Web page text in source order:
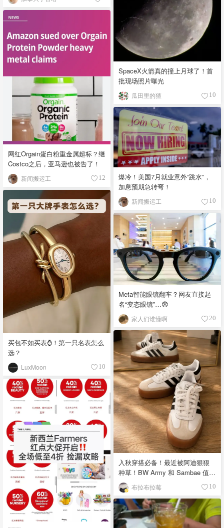
SpaceX火箭真的撞上月球了！首
批现场照片曝光
瓜田里的猹 10
网红Orgain蛋白粉重金属超标？继
Costco之后，亚马逊也被告了！
新闻搬运工 12
爆冷！美国7月就业意外“跳水”，
加息预期急转弯！
新闻搬运工 10
买包不如买表⌚️！第一只名表怎么
选？
LuxMoon 10
Meta智能眼镜翻车？网友直接起
名“变态眼镜”…😨
家人们谁懂啊 20
入秋穿搭必备！最近被阿迪狠狠
种草！BW Army 和 Sambae 值得
拥有！布拉布拉莓 10